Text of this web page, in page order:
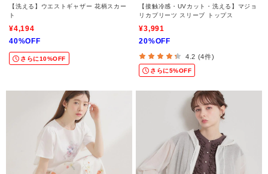
【洗える】ウエストギャザー 花柄スカー
ト
¥4,194
40%OFF
さらに10%OFF
【接触冷感・UVカット・洗える】マジョ
リカプリーツ スリーブ トップス
¥3,991
20%OFF
4.2 (4件)
さらに5%OFF